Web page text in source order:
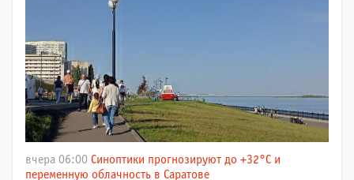
вчера 06:00 Синоптики прогнозируют до +32°C и
переменную облачность в Саратове